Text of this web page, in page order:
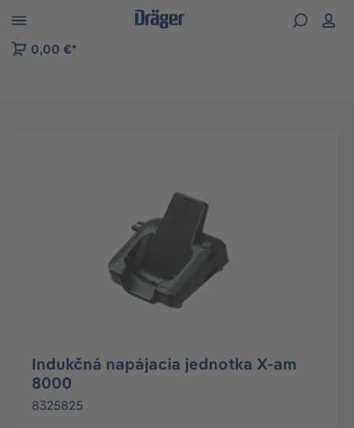
to B2B platform navigation
0,00 €*
Indukčná napájacia jednotka X-am
8000
8325825